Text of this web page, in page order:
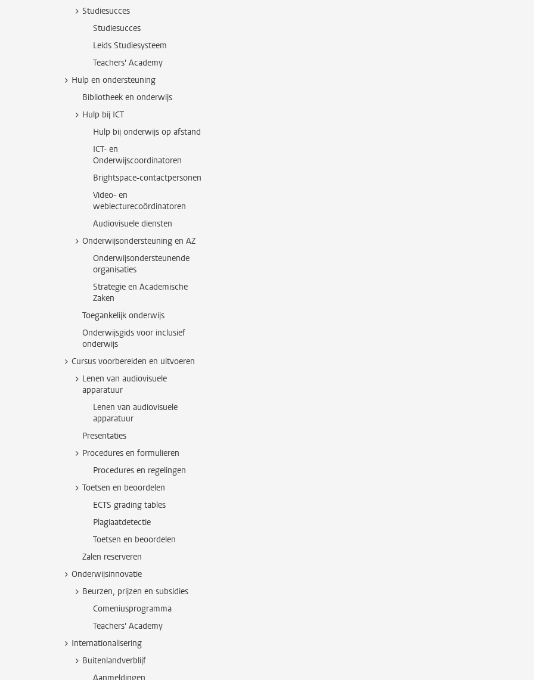
Studiesucces
Studiesucces
Leids Studiesysteem
Teachers' Academy
Hulp en ondersteuning
Bibliotheek en onderwijs
Hulp bij ICT
Hulp bij onderwijs op afstand
ICT- en
Onderwijscoordinatoren
Brightspace-contactpersonen
Video- en
weblecturecoördinatoren
Audiovisuele diensten
Onderwijsondersteuning en AZ
Onderwijsondersteunende
organisaties
Strategie en Academische
Zaken
Toegankelijk onderwijs
Onderwijsgids voor inclusief
onderwijs
Cursus voorbereiden en uitvoeren
Lenen van audiovisuele
apparatuur
Lenen van audiovisuele
apparatuur
Presentaties
Procedures en formulieren
Procedures en regelingen
Toetsen en beoordelen
ECTS grading tables
Plagiaatdetectie
Toetsen en beoordelen
Zalen reserveren
Onderwijsinnovatie
Beurzen, prijzen en subsidies
Comeniusprogramma
Teachers' Academy
Internationalisering
Buitenlandverblijf